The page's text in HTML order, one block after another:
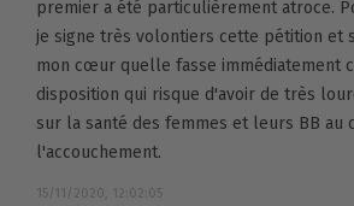
premier a été particulièrement atroce.
je signe très volontiers cette pétition et
mon cœur quelle fasse immédiatement
disposition qui risque d'avoir de très
sur la santé des femmes et leurs BB au
l'accouchement.
15/11/2020, 12:02:05